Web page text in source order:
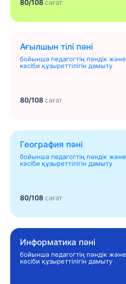
80/108сағат
Ағылшын тілі пәні
бойынша педагогтің пәндік және
кәсіби құзыреттілігін дамыту
80/108сағат
География пәні
бойынша педагогтің пәндік және
кәсіби құзыреттілігін дамыту
80/108сағат
Информатика пәні
бойынша педагогтің пәндік және
кәсіби құзыреттілігін дамыту